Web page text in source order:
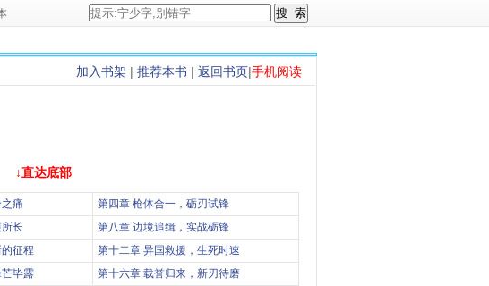
加入书架 | 推荐本书 | 返回书页|手机阅读
↓直达底部
痛
第四章 枪体合一，砺刃试锋
长
第八章 边境追缉，实战砺锋
征程
第十二章 异国救援，生死时速
毕露
第十六章 载誉归来，新刃待磨